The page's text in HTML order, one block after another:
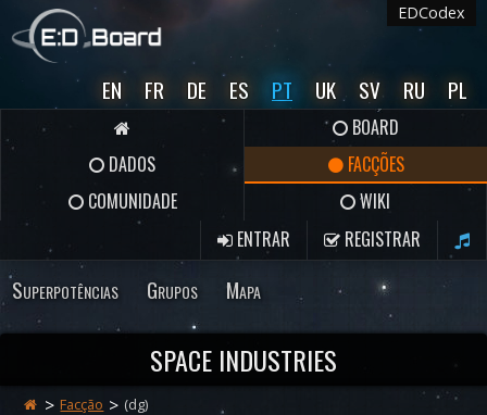
EDCodex
EN FR DE ES PT UK SV RU PL
BOARD
DADOS
FACÇÕES
COMUNIDADE
WIKI
ENTRAR
REGISTRAR
Superpotências Grupos Mapa
SPACE INDUSTRIES
Facção (dg)